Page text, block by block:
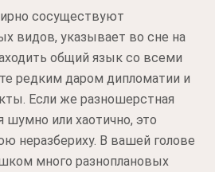
сосуществуют
видов, указывает во сне на
общий язык со всеми
редким даром дипломатии и
Если же разношерстная
шумно или хаотично, это
неразбериху. В вашей голове
много разноплановых